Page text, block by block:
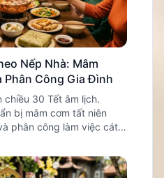
Nếp Nhà: Mâm
Phân Công Gia Đình
chiều 30 Tết âm lịch.
bị mâm cơm tất niên
phân công làm việc cát